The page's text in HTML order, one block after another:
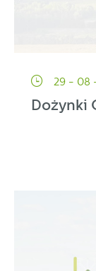
29 - 08
Dożynki